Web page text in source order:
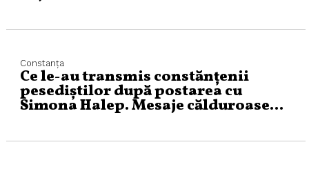
Constanța
Ce le-au transmis constănțenii
pesediștilor după postarea cu
Simona Halep. Mesaje călduroase…